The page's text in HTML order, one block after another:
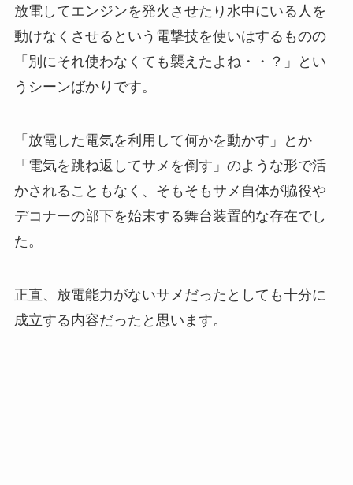
放電してエンジンを発火させたり水中にいる人を
動けなくさせるという電撃技を使いはするものの
「別にそれ使わなくても襲えたよね・・？」とい
うシーンばかりです。
「放電した電気を利用して何かを動かす」とか
「電気を跳ね返してサメを倒す」のような形で活
かされることもなく、そもそもサメ自体が脇役や
デコナーの部下を始末する舞台装置的な存在でし
た。
正直、放電能力がないサメだったとしても十分に
成立する内容だったと思います。